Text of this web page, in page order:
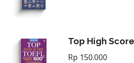
Top High
Rp 150.000